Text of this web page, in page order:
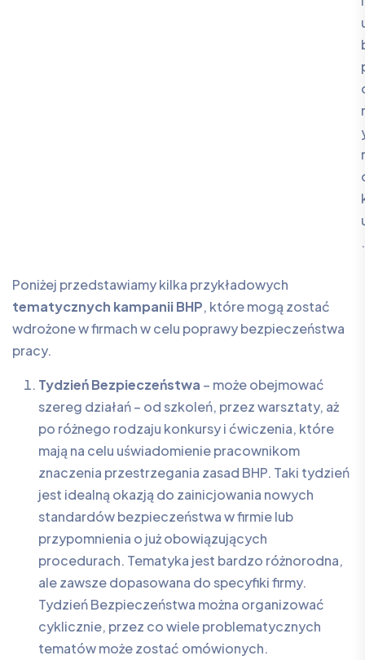
r
r
.
Poniżej przedstawiamy kilka przykładowych
tematycznych kampanii BHP, które mogą zostać
wdrożone w firmach w celu poprawy bezpieczeństwa
pracy.
Tydzień Bezpieczeństwa – może obejmować
szereg działań – od szkoleń, przez warsztaty, aż
po różnego rodzaju konkursy i ćwiczenia, które
mają na celu uświadomienie pracownikom
znaczenia przestrzegania zasad BHP. Taki tydzień
jest idealną okazją do zainicjowania nowych
standardów bezpieczeństwa w firmie lub
przypomnienia o już obowiązujących
procedurach. Tematyka jest bardzo różnorodna,
ale zawsze dopasowana do specyfiki firmy.
Tydzień Bezpieczeństwa można organizować
cyklicznie, przez co wiele problematycznych
tematów może zostać omówionych.